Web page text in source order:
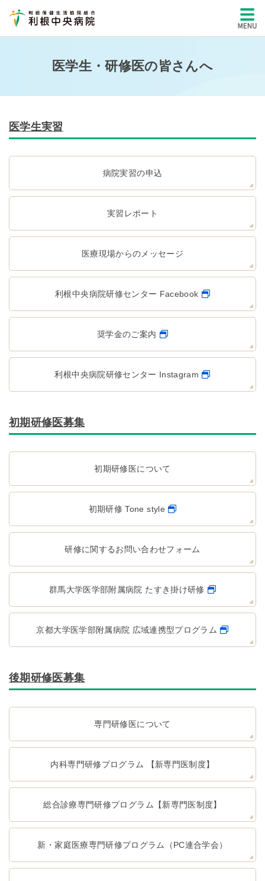
医学生・研修医の皆さんへ
医学生実習
病院実習の申込
実習レポート
医療現場からのメッセージ
利根中央病院研修センター Facebook
奨学金のご案内
利根中央病院研修センター Instagram
初期研修医募集
初期研修医について
初期研修 Tone style
研修に関するお問い合わせフォーム
群馬大学医学部附属病院 たすき掛け研修
京都大学医学部附属病院 広域連携型プログラム
後期研修医募集
専門研修医について
内科専門研修プログラム 【新専門医制度】
総合診療専門研修プログラム【新専門医制度】
新・家庭医療専門研修プログラム（PC連合学会）